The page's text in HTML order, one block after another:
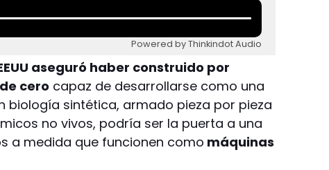
Powered by Thinkindot Audio
aseguró haber construido por
cero capaz de desarrollarse como una
biología sintética, armado pieza por pieza
no vivos, podría ser la puerta a una
a medida que funcionen como máquinas